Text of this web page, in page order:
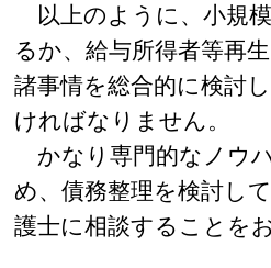
以上のように、小規
るか、給与所得者等再
諸事情を総合的に検討
ければなりません。
かなり専門的なノウ
め、債務整理を検討し
護士に相談することを